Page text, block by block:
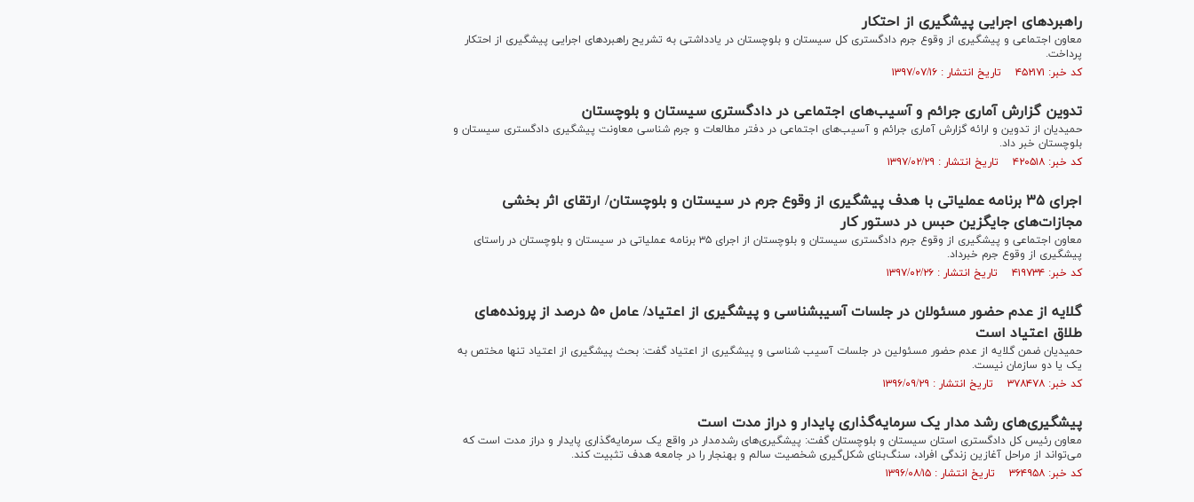
راهبرد‌های اجرایی پیشگیری از احتکار
معاون اجتماعی و پیشگیری از وقوع جرم دادگستری کل سیستان و بلوچستان در یادداشتی به تشریح راهبرد‌های اجرایی پیشگیری از احتکار
پرداخت.
کد خبر: ۴۵۲۱۷۱ تاریخ انتشار : ۱۳۹۷/۰۷/۱۶
تدوین گزارش آماری جرائم و آسیب‌های اجتماعی در دادگستری سیستان و بلوچستان
حمیدیان از تدوین و ارائه گزارش آماری جرائم و آسیب‌های اجتماعی در دفتر مطالعات و جرم شناسی معاونت پیشگیری دادگستری سیستان و
بلوچستان خبر داد.
کد خبر: ۴۲۰۵۱۸ تاریخ انتشار : ۱۳۹۷/۰۲/۲۹
اجرای ۳۵ برنامه عملیاتی با هدف پیشگیری از وقوع جرم در سیستان و بلوچستان/ ارتقای اثر بخشی
مجازات‌های جایگزین حبس در دستور کار
معاون اجتماعی و پیشگیری از وقوع جرم دادگستری سیستان و بلوچستان از اجرای ۳۵ برنامه عملیاتی در سیستان و بلوچستان در راستای
پیشگیری از وقوع جرم خبرداد.
کد خبر: ۴۱۹۷۳۴ تاریخ انتشار : ۱۳۹۷/۰۲/۲۶
گلایه از عدم حضور مسئولان در جلسات آسیب‎شناسی و پیشگیری از اعتیاد/ عامل ۵۰ درصد از پرونده‌های
طلاق اعتیاد است
حمیدیان ضمن گلایه از عدم حضور مسئولین در جلسات آسیب شناسی و پیشگیری از اعتیاد گفت: بحث پیشگیری از اعتیاد تنها مختص به
یک یا دو سازمان نیست.
کد خبر: ۳۷۸۴۷۸ تاریخ انتشار : ۱۳۹۶/۰۹/۲۹
پیشگیری‌های رشد مدار یک سرمایه‌گذاری پایدار و دراز مدت است
معاون رئیس کل دادگستری استان سیستان و بلوچستان گفت: پیشگیری‌های رشدمدار در واقع یک سرمایه‌گذاری پایدار و دراز مدت است که
می‌تواند از مراحل آغازین زندگی افراد، سنگ‌بنای شکل‌گیری شخصیت سالم و بهنجار را در جامعه هدف تثبیت کند.
کد خبر: ۳۶۴۹۵۸ تاریخ انتشار : ۱۳۹۶/۰۸/۱۵